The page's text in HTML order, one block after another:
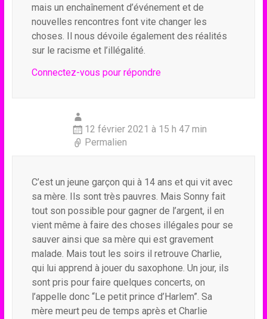
mais un enchaînement d’événement et de
nouvelles rencontres font vite changer les
choses. Il nous dévoile également des réalités
sur le racisme et l’illégalité.
Connectez-vous pour répondre
12 février 2021 à 15 h 47 min
Permalien
C’est un jeune garçon qui à 14 ans et qui vit avec
sa mère. Ils sont très pauvres. Mais Sonny fait
tout son possible pour gagner de l’argent, il en
vient même à faire des choses illégales pour se
sauver ainsi que sa mère qui est gravement
malade. Mais tout les soirs il retrouve Charlie,
qui lui apprend à jouer du saxophone. Un jour, ils
sont pris pour faire quelques concerts, on
l’appelle donc “Le petit prince d’Harlem”. Sa
mère meurt peu de temps après et Charlie